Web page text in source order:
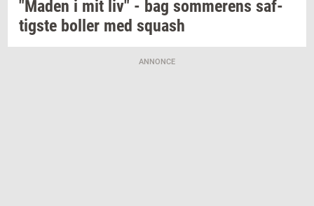
"Maden i mit liv" - bag som­me­rens saf­
tig­ste bol­ler med squash
ANNONCE